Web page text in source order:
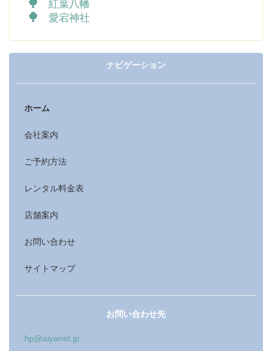
紅葉八幡
愛宕神社
ナビゲーション
ホーム
会社案内
ご予約方法
レンタル料金表
店舗案内
お問い合わせ
サイトマップ
お問い合わせ先
hp@aiyanet.jp